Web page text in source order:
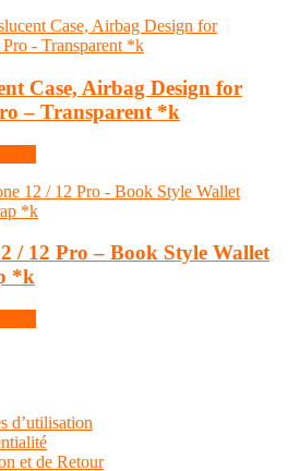
Case, Airbag Design for
– Transparent *k
/ 12 Pro – Book Style Wallet
*k
d’utilisation
et de Retour